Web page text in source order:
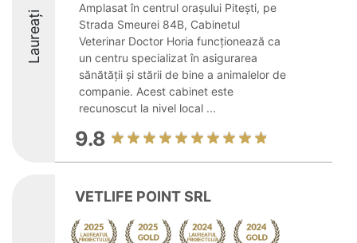
Laureați
Amplasat în centrul orașului Pitești, pe
Strada Smeurei 84B, Cabinetul
Veterinar Doctor Horia funcționează ca
un centru specializat în asigurarea
sănătății și stării de bine a animalelor de
companie. Acest cabinet este
recunoscut la nivel local ...
9.8
VETLIFE POINT SRL